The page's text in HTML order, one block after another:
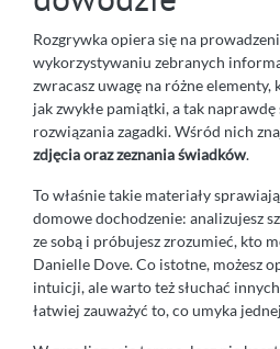
Rozgrywka opiera się na
wykorzystywaniu zebranych
zwracasz uwagę na różne elementy,
jak zwykłe pamiątki, a tak naprawdę
rozwiązania zagadki. Wśród nich
zdjęcia oraz zeznania świadków.
To właśnie takie materiały
domowe dochodzenie: analizujesz
ze sobą i próbujesz zrozumieć, kto
Danielle Dove. Co istotne, możesz
intuicji, ale warto też słuchać
łatwiej zauważyć to, co umyka